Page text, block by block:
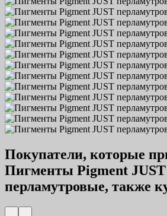
Покупатели, которые
Пигменты Pigment JUST
перламутровые, также